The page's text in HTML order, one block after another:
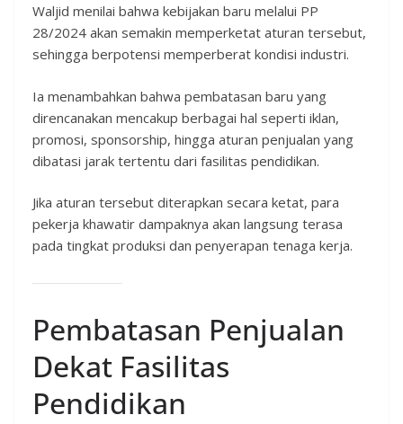
Waljid menilai bahwa kebijakan baru melalui PP
28/2024 akan semakin memperketat aturan tersebut,
sehingga berpotensi memperberat kondisi industri.
Ia menambahkan bahwa pembatasan baru yang
direncanakan mencakup berbagai hal seperti iklan,
promosi, sponsorship, hingga aturan penjualan yang
dibatasi jarak tertentu dari fasilitas pendidikan.
Jika aturan tersebut diterapkan secara ketat, para
pekerja khawatir dampaknya akan langsung terasa
pada tingkat produksi dan penyerapan tenaga kerja.
Pembatasan Penjualan
Dekat Fasilitas
Pendidikan